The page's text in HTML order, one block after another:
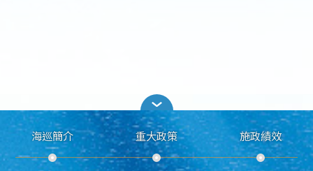
海巡簡介 重大政策 施政績效